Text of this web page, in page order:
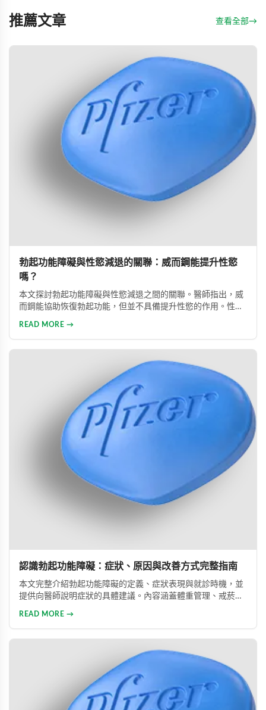
推薦文章 查看全部→
勃起功能障礙與性慾減退的關聯：威而鋼能提升性慾
嗎？
本文探討勃起功能障礙與性慾減退之間的關聯。醫師指出，威
而鋼能協助恢復勃起功能，但並不具備提升性慾的作用。性慾
READ MORE →
認識勃起功能障礙：症狀、原因與改善方式完整指南
本文完整介紹勃起功能障礙的定義、症狀表現與就診時機，並
提供向醫師說明症狀的具體建議。內容涵蓋體重管理、戒菸限
READ MORE →